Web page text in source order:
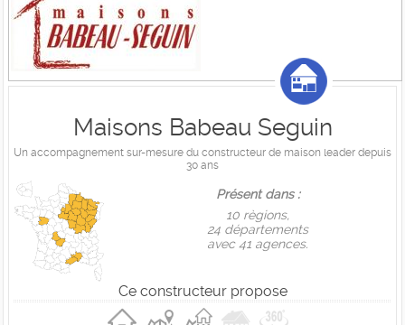
Maisons Babeau Seguin
Un accompagnement sur-mesure du constructeur de maison leader depuis
30 ans
Présent dans :
10 règions,
24 départements
avec 41 agences.
Ce constructeur propose